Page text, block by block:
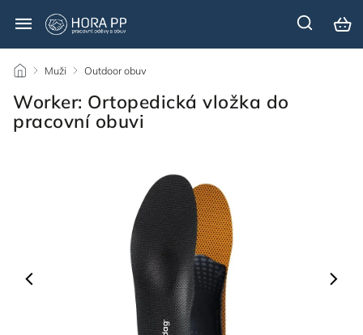
/ Muži / Outdoor obuv
Worker: Ortopedická vložka do
pracovní obuvi